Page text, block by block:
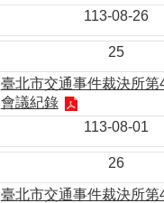
113-08-26
25
臺北市交通事件裁決所第
會議紀錄
113-08-01
26
臺北市交通事件裁決所第